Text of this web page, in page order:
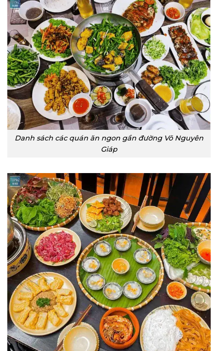
Danh sách các quán ăn ngon gần đường Võ Nguyên
Giáp